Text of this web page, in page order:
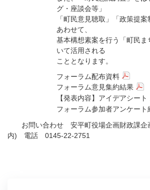
グ・座談会等」
「町民意見聴取」「政策提
あわせて、
基本構想素案を行う「町民ま
いて活用される
こととなります。
フォーラム配布資料
フォーラム意見集約結果
【発表内容】アイデアシート
フォーラム参加者アンケート
お問い合わせ 安平町役場企画財政課企
内) 電話 0145-22-2751